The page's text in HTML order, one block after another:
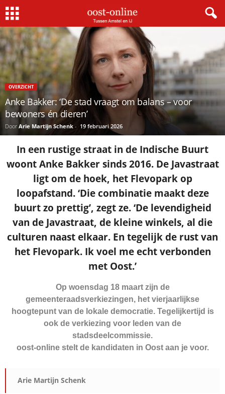
OVERZICHT
Anke Bakker: ‘De stad vraagt om balans – voor
bewoners én dieren’
Door Arie Martijn Schenk - 19 februari 2026
In een rustige straat in de Indische Buurt
woont Anke Bakker sinds 2016. De Javastraat
ligt om de hoek, het Flevopark op
loopafstand. ‘Die combinatie maakt deze
buurt zo prettig’, zegt ze. ‘De levendigheid
van de Javastraat, de kleine winkels, al die
culturen naast elkaar. En tegelijk de rust van
het Flevopark. Ik voel me echt verbonden
met Oost.’
Op woensdag 18 maart zijn de
gemeenteraadsverkiezingen, het vierjaarlijkse
hoogtepunt van de lokale democratie. Tegelijkertijd is
ook de verkiezing voor leden van de
stadsdeelcommissie.
oost-online stelt de kandidaten in Oost aan je voor.
Arie Martijn Schenk
×
Gratis NieuwsMail
VOORNAAM
E-MAIL
Postcode
Met de inschrijving accepteer ik de
privacyverklaring.
Je ontvangt een bevestiging in je mailbox.